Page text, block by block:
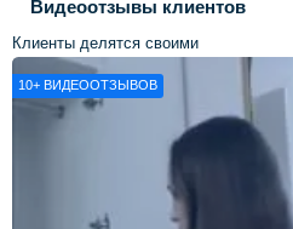
Видеоотзывы клиентов
Клиенты делятся своими
впечатлениями о нашей работе
10+ ВИДЕООТЗЫВОВ